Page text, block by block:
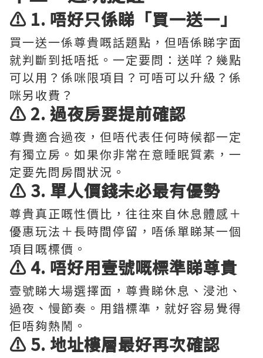
⚠️ 1. 唔好只係睇「買一送一」
買一送一係尊貴嘅話題點，但唔係睇字面
就判斷到抵唔抵。一定要問：送咩？幾點
可以用？係咪限項目？可唔可以升級？係
咪另收費？
⚠️ 2. 過夜房要提前確認
尊貴適合過夜，但唔代表任何時候都一定
有獨立房。如果你非常在意睡眠質素，一
定要先問房間狀況。
⚠️ 3. 單人價錢未必最有優勢
尊貴真正嘅性價比，往往來自休息體感＋
優惠玩法＋長時間停留，唔係單睇某一個
項目嘅標價。
⚠️ 4. 唔好用壹號嘅標準睇尊貴
壹號睇大場選擇面，尊貴睇休息、浸池、
過夜、慢節奏。用錯標準，就好容易覺得
佢唔夠熱鬧。
⚠️ 5. 地址樓層最好再次確認